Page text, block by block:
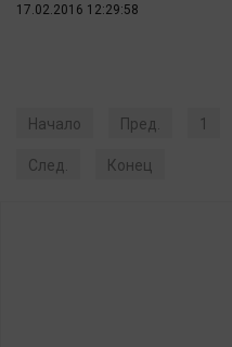
17.02.2016 12:29:58
Начало Пред. 1
След. Конец